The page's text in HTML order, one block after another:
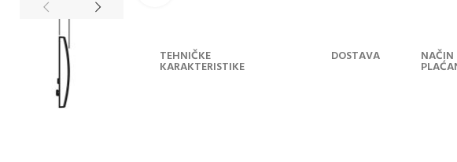
PROIZVODA
TEHNIČKE
KARAKTERISTIKE
DOSTAVA NAČIN